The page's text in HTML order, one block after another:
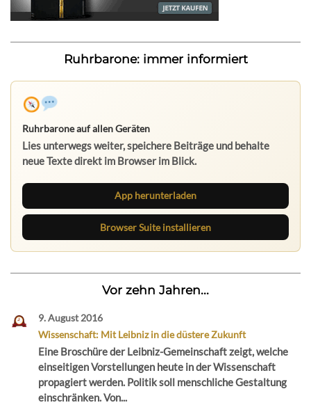
Ruhrbarone: immer informiert
Ruhrbarone auf allen Geräten
Lies unterwegs weiter, speichere Beiträge und behalte
neue Texte direkt im Browser im Blick.
App herunterladen
Browser Suite installieren
Vor zehn Jahren...
9. August 2016
Wissenschaft: Mit Leibniz in die düstere Zukunft
Eine Broschüre der Leibniz-Gemeinschaft zeigt, welche
einseitigen Vorstellungen heute in der Wissenschaft
propagiert werden. Politik soll menschliche Gestaltung
einschränken. Von...